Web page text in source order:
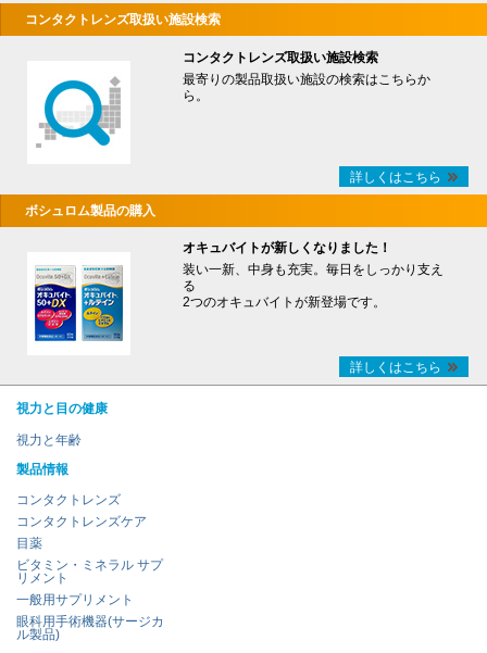
コンタクトレンズ取扱い施設検索
コンタクトレンズ取扱い施設検索
最寄りの製品取扱い施設の検索はこちらか
ら。
詳しくはこちら
ボシュロム製品の購入
オキュバイトが新しくなりました！
装い一新、中身も充実。毎日をしっかり支え
る
2つのオキュバイトが新登場です。
詳しくはこちら
視力と目の健康
視力と年齢
製品情報
コンタクトレンズ
コンタクトレンズケア
目薬
ビタミン・ミネラル サプ
リメント
一般用サプリメント
眼科用手術機器(サージカ
ル製品)